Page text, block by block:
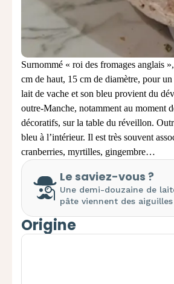
Surnommé « roi des fromages anglais
cm de haut, 15 cm de diamètre, pour
lait de vache et son bleu provient du
outre-Manche, notamment au moment
décoratifs, sur la table du réveillon.
bleu à l’intérieur. Il est très souvent
cranberries, myrtilles, gingembre…
Le saviez-vous ?
Une demi-douzaine de
pâte viennent des
Origine